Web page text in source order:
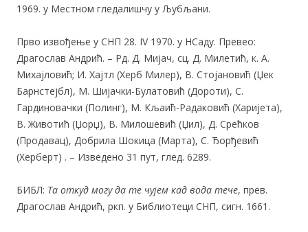
1969. у Местном гледалишчу у Љубљани.
Прво извођење у СНП 28. IV 1970. у НСаду. Превео:
Драгослав Андрић. – Рд. Д. Мијач, сц. Д. Милетић, к. А.
Михајловић; И. Хајтл (Херб Милер), В. Стојановић (Џек
Барнстејбл), М. Шијачки-Булатовић (Дороти), С.
Гардиновачки (Полинг), М. Кљаић-Радаковић (Харијета),
В. Животић (Џорџ), В. Милошевић (Џил), Д. Срећков
(Продавац), Добрила Шокица (Марта), С. Ђорђевић
(Херберт) . – Изведено 31 пут, глед. 6289.
БИБЛ: Та откуд могу да те чујем кад вода тече, прев.
Драгослав Андрић, ркп. у Библиотеци СНП, сигн. 1661.